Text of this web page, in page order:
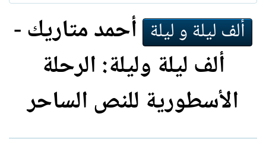
ألف ليلة و ليلة أحمد متاريك -
ألف ليلة وليلة: الرحلة
الأسطورية للنص الساحر